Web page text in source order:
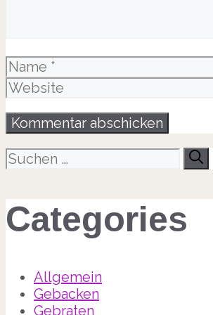
Name
Suche
nach:
Categories
Allgemein
Gebacken
Gebraten